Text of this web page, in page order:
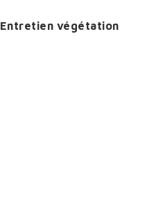
Entretien végétation